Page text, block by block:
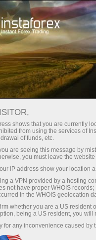
For Traders
บท
Renowned
success
acknowledged
discourse upon
currency
working
interview section
in
shows that you are currently
from using the services of
of funds, etc.
are seeing this message by
you must leave the
IP address show your location
a VPN provided by a hosting
not have proper WHOIS records;
in the WHOIS geolocation
whether you are a US resident
being a US resident, you
for any inconvenience caused by